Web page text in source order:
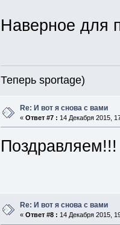
Наверное для
Теперь sportage)
Re: И вот я снова с вами
«Ответ #7 : 14 Декабря 2015,
Поздравляем!!!
Re: И вот я снова с вами
«Ответ #8 : 14 Декабря 2015,